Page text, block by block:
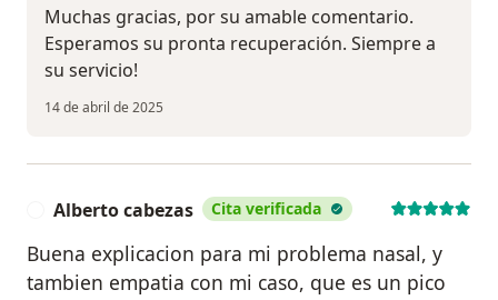
Muchas gracias, por su amable comentario.
Esperamos su pronta recuperación. Siempre a
su servicio!
14 de abril de 2025
Alberto cabezas Cita verificada
Buena explicacion para mi problema nasal, y
tambien empatia con mi caso, que es un pico